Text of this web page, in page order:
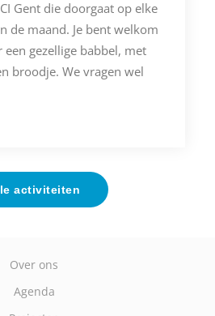
Gent die doorgaat op elke
de maand. Je bent welkom
gezellige babbel, met
broodje. We vragen wel
activiteiten
Over ons
Agenda